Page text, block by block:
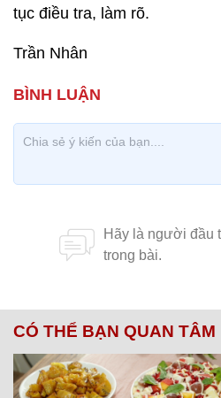
tục điều tra, làm rõ.
Trần Nhân
CÓ THỂ BẠN QUAN TÂM